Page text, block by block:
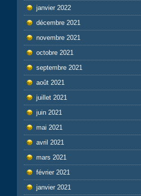
janvier 2022
décembre 2021
novembre 2021
octobre 2021
septembre 2021
août 2021
juillet 2021
juin 2021
mai 2021
avril 2021
mars 2021
février 2021
janvier 2021